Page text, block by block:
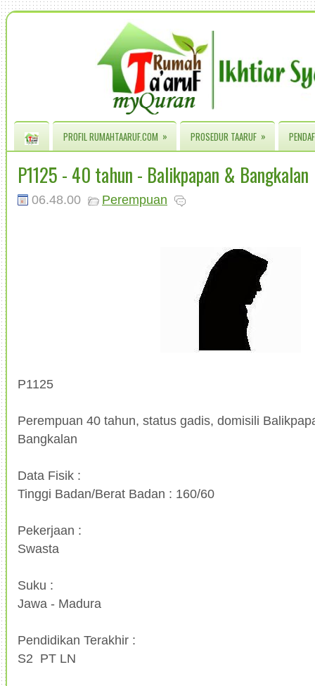
PROFIL RUMAHTAARUF.COM » PROSEDUR TAARUF »
P1125 - 40 tahun - Balikpapan & Bangkalan
06.48.00 Perempuan
P1125
Perempuan 40 tahun, status gadis, domisili
Bangkalan
Data Fisik :
Tinggi Badan/Berat Badan : 160/60
Pekerjaan :
Swasta
Suku :
Jawa - Madura
Pendidikan Terakhir :
S2 PT LN